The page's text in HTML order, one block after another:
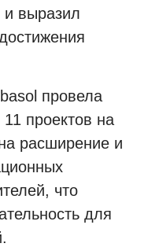
и выразил
провела
проектов на
расширение и
что
для